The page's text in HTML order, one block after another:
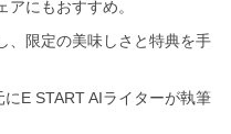
にもおすすめ。
、限定の美味しさと特典を手
E START AIライターが執筆